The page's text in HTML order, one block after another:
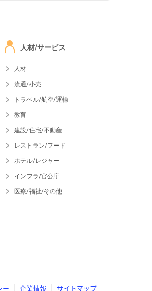
人材/サービス
人材
流通/小売
トラベル/航空/運輸
教育
建設/住宅/不動産
レストラン/フード
ホテル/レジャー
インフラ/官公庁
医療/福祉/その他
ー 企業情報 サイトマップ